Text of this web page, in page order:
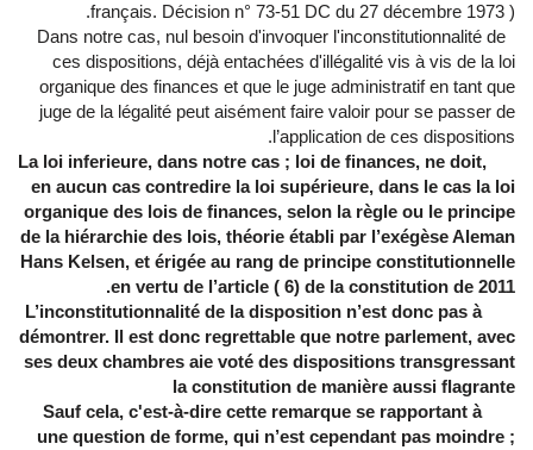
français. Décision n° 73-51 DC du 27 décembre 1973 ).
Dans notre cas, nul besoin d'invoquer l'inconstitutionnalité de
ces dispositions, déjà entachées d'illégalité vis à vis de la loi
organique des finances et que le juge administratif en tant que
juge de la légalité peut aisément faire valoir pour se passer de
l’application de ces dispositions.
La loi inferieure, dans notre cas ; loi de finances, ne doit,
en aucun cas contredire la loi supérieure, dans le cas la loi
organique des lois de finances, selon la règle ou le principe
de la hiérarchie des lois, théorie établi par l’exégèse Aleman
Hans Kelsen, et érigée au rang de principe constitutionnelle
en vertu de l’article ( 6) de la constitution de 2011.
L’inconstitutionnalité de la disposition n’est donc pas à
démontrer. Il est donc regrettable que notre parlement, avec
ses deux chambres aie voté des dispositions transgressant
la constitution de manière aussi flagrante
Sauf cela, c'est-à-dire cette remarque se rapportant à
une question de forme, qui n’est cependant pas moindre ;